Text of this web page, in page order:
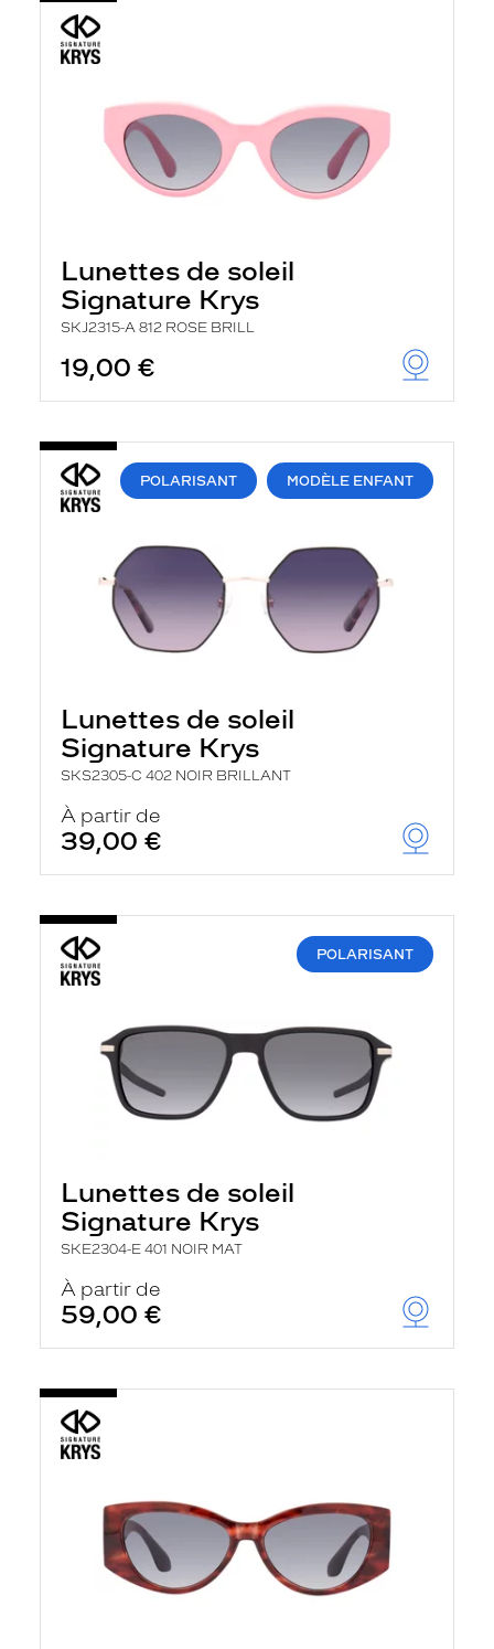
Lunettes de soleil
Signature Krys
SKJ2315-A 812 ROSE BRILL
19,00 €
POLARISANT MODÈLE ENFANT
Lunettes de soleil
Signature Krys
SKS2305-C 402 NOIR BRILLANT
À partir de
39,00 €
POLARISANT
Lunettes de soleil
Signature Krys
SKE2304-E 401 NOIR MAT
À partir de
59,00 €